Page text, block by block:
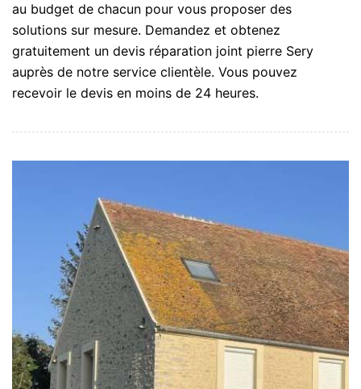
au budget de chacun pour vous proposer des
solutions sur mesure. Demandez et obtenez
gratuitement un devis réparation joint pierre Sery
auprès de notre service clientèle. Vous pouvez
recevoir le devis en moins de 24 heures.